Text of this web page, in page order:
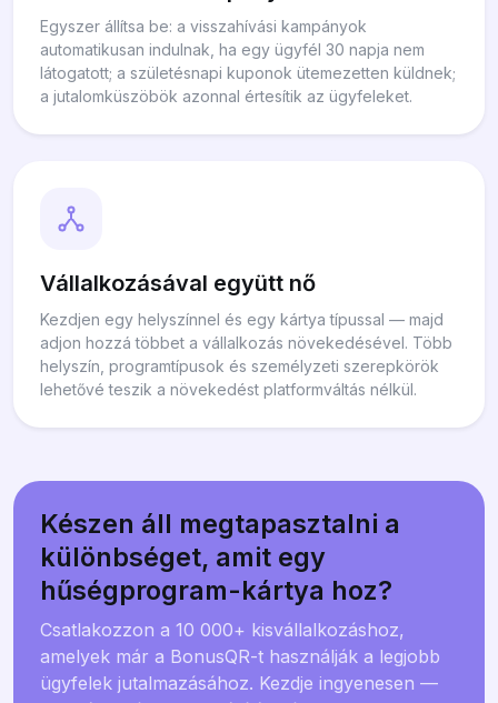
Egyszer állítsa be: a visszahívási kampányok
automatikusan indulnak, ha egy ügyfél 30 napja nem
látogatott; a születésnapi kuponok ütemezetten küldnek;
a jutalomküszöbök azonnal értesítik az ügyfeleket.
Vállalkozásával együtt nő
Kezdjen egy helyszínnel és egy kártya típussal — majd
adjon hozzá többet a vállalkozás növekedésével. Több
helyszín, programtípusok és személyzeti szerepkörök
lehetővé teszik a növekedést platformváltás nélkül.
Készen áll megtapasztalni a
különbséget, amit egy
hűségprogram-kártya hoz?
Csatlakozzon a 10 000+ kisvállalkozáshoz,
amelyek már a BonusQR-t használják a legjobb
ügyfelek jutalmazásához. Kezdje ingyenesen —